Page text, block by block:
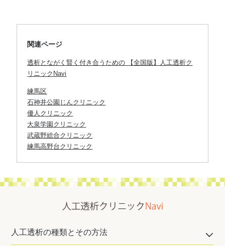
関連ページ
透析とながく賢く付き合うための 【全国版】人工透析ク
リニックNavi
練馬区
石神井公園じんクリニック
優人クリニック
大泉学園クリニック
武蔵野総合クリニック
練馬高野台クリニック
人工透析の種類とその方法